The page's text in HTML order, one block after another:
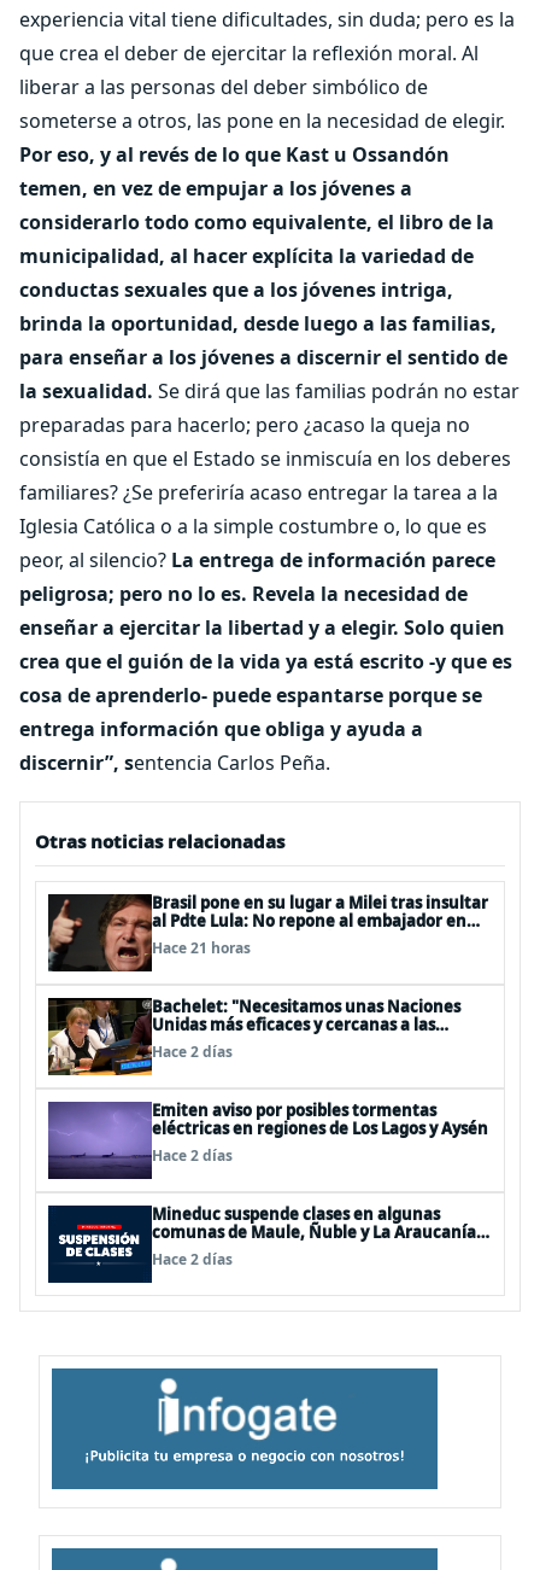
experiencia vital tiene dificultades, sin duda; pero es la
que crea el deber de ejercitar la reflexión moral. Al
liberar a las personas del deber simbólico de
someterse a otros, las pone en la necesidad de elegir.
Por eso, y al revés de lo que Kast u Ossandón
temen, en vez de empujar a los jóvenes a
considerarlo todo como equivalente, el libro de la
municipalidad, al hacer explícita la variedad de
conductas sexuales que a los jóvenes intriga,
brinda la oportunidad, desde luego a las familias,
para enseñar a los jóvenes a discernir el sentido de
la sexualidad. Se dirá que las familias podrán no estar
preparadas para hacerlo; pero ¿acaso la queja no
consistía en que el Estado se inmiscuía en los deberes
familiares? ¿Se preferiría acaso entregar la tarea a la
Iglesia Católica o a la simple costumbre o, lo que es
peor, al silencio? La entrega de información parece
peligrosa; pero no lo es. Revela la necesidad de
enseñar a ejercitar la libertad y a elegir. Solo quien
crea que el guión de la vida ya está escrito -y que es
cosa de aprenderlo- puede espantarse porque se
entrega información que obliga y ayuda a
discernir”, sentencia Carlos Peña.
Otras noticias relacionadas
Brasil pone en su lugar a Milei tras insultar
al Pdte Lula: No repone al embajador en
BBSS y rebaja la relación bilateral
Hace 21 horas
Bachelet: "Necesitamos unas Naciones
Unidas más eficaces y cercanas a las
personas"
Hace 2 días
Emiten aviso por posibles tormentas
eléctricas en regiones de Los Lagos y Aysén
Hace 2 días
Mineduc suspende clases en algunas
comunas de Maule, Ñuble y La Araucanía
para este lunes
Hace 2 días